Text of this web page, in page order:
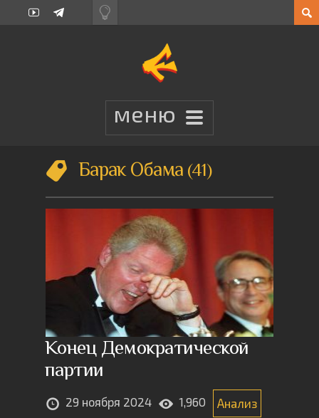
Барак Обама 41
Конец Демократической
партии
29 ноября 2024 1,960 Анализ